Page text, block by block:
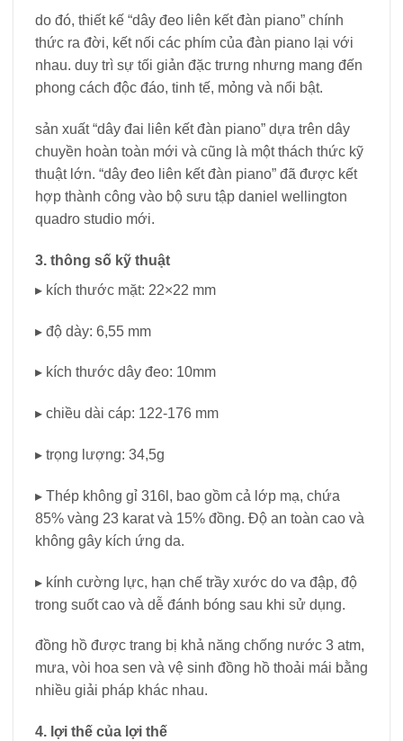
do đó, thiết kế “dây đeo liên kết đàn piano” chính
thức ra đời, kết nối các phím của đàn piano lại với
nhau. duy trì sự tối giản đặc trưng nhưng mang đến
phong cách độc đáo, tinh tế, mỏng và nổi bật.
sản xuất “dây đai liên kết đàn piano” dựa trên dây
chuyền hoàn toàn mới và cũng là một thách thức kỹ
thuật lớn. “dây đeo liên kết đàn piano” đã được kết
hợp thành công vào bộ sưu tập daniel wellington
quadro studio mới.
3. thông số kỹ thuật
▸ kích thước mặt: 22×22 mm
▸ độ dày: 6,55 mm
▸ kích thước dây đeo: 10mm
▸ chiều dài cáp: 122-176 mm
▸ trọng lượng: 34,5g
▸ Thép không gỉ 316l, bao gồm cả lớp mạ, chứa
85% vàng 23 karat và 15% đồng. Độ an toàn cao và
không gây kích ứng da.
▸ kính cường lực, hạn chế trầy xước do va đập, độ
trong suốt cao và dễ đánh bóng sau khi sử dụng.
đồng hồ được trang bị khả năng chống nước 3 atm,
mưa, vòi hoa sen và vệ sinh đồng hồ thoải mái bằng
nhiều giải pháp khác nhau.
4. lợi thế của lợi thế